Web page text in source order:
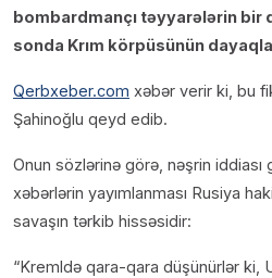
bombardmançı təyyarələrin bir
sonda Krım körpüsünün
Qerbxeber.com xəbər verir ki, bu
Şahinoğlu qeyd edib.
Onun sözlərinə görə, nəşrin
xəbərlərin yayımlanması Rusiya
savaşın tərkib hissəsidir:
“Kremldə qara-qara düşünürlər ki,